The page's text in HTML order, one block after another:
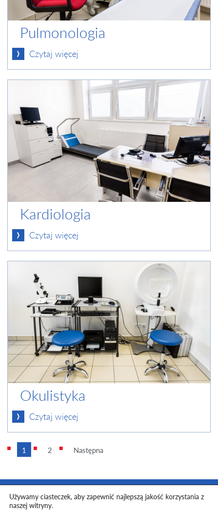
Pulmonologia
Czytaj więcej
Kardiologia
Czytaj więcej
Okulistyka
Czytaj więcej
1 2 Następna
Toggle
Używamy ciasteczek, aby zapewnić najlepszą jakość korzystania z
naszej witryny.